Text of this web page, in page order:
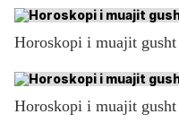
Horoskopi i muajit gusht
Horoskopi i muajit